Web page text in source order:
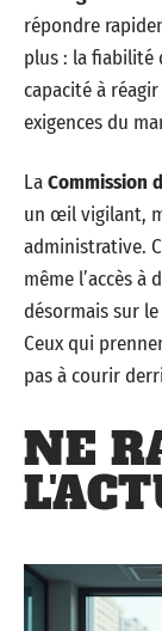
répondre
plus : la fiabilité
capacité à
exigences du
LaCommission
un œil vigilant,
administrative.
même l’accès
désormais sur
Ceux qui
pas à courir
NE